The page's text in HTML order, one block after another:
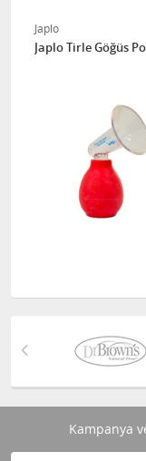
Japlo
Japlo Tirle Göğüs
Kampanya